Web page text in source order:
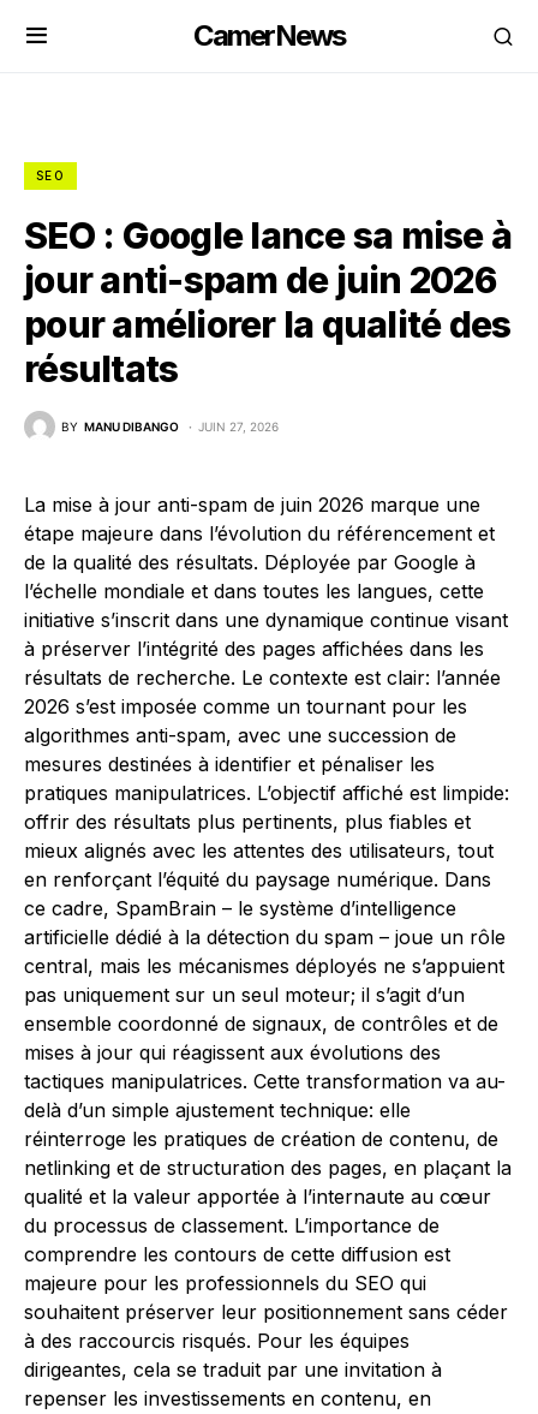
CamerNews
SEO
SEO : Google lance sa mise à
jour anti-spam de juin 2026
pour améliorer la qualité des
résultats
BY MANU DIBANGO JUIN 27, 2026
La mise à jour anti-spam de juin 2026 marque une
étape majeure dans l’évolution du référencement et
de la qualité des résultats. Déployée par Google à
l’échelle mondiale et dans toutes les langues, cette
initiative s’inscrit dans une dynamique continue visant
à préserver l’intégrité des pages affichées dans les
résultats de recherche. Le contexte est clair: l’année
2026 s’est imposée comme un tournant pour les
algorithmes anti-spam, avec une succession de
mesures destinées à identifier et pénaliser les
pratiques manipulatrices. L’objectif affiché est limpide:
offrir des résultats plus pertinents, plus fiables et
mieux alignés avec les attentes des utilisateurs, tout
en renforçant l’équité du paysage numérique. Dans
ce cadre, SpamBrain – le système d’intelligence
artificielle dédié à la détection du spam – joue un rôle
central, mais les mécanismes déployés ne s’appuient
pas uniquement sur un seul moteur; il s’agit d’un
ensemble coordonné de signaux, de contrôles et de
mises à jour qui réagissent aux évolutions des
tactiques manipulatrices. Cette transformation va au-
delà d’un simple ajustement technique: elle
réinterroge les pratiques de création de contenu, de
netlinking et de structuration des pages, en plaçant la
qualité et la valeur apportée à l’internaute au cœur
du processus de classement. L’importance de
comprendre les contours de cette diffusion est
majeure pour les professionnels du SEO qui
souhaitent préserver leur positionnement sans céder
à des raccourcis risqués. Pour les équipes
dirigeantes, cela se traduit par une invitation à
repenser les investissements en contenu, en